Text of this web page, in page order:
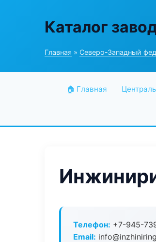
Каталог
Главная » Северо-Западный
🏠 Главная
Телефон: +7-945-
Email: